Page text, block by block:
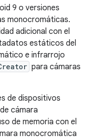
9 o versiones
monocromáticas.
adicional con el
estáticos del
e infrarrojo
para cámaras
de dispositivos
cámara
de memoria con el
monocromática